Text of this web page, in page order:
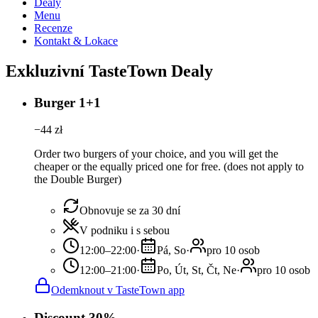
Menu
Recenze
Kontakt & Lokace
Exkluzivní TasteTown Dealy
Burger 1+1
−44 zł
Order two burgers of your choice, and you will get the
cheaper or the equally priced one for free. (does not apply to
the Double Burger)
Obnovuje se za 30 dní
V podniku i s sebou
12:00–22:00· Pá, So·
pro 10 osob
12:00–21:00· Po, Út, St, Čt, Ne·
pro 10 osob
Odemknout v TasteTown app